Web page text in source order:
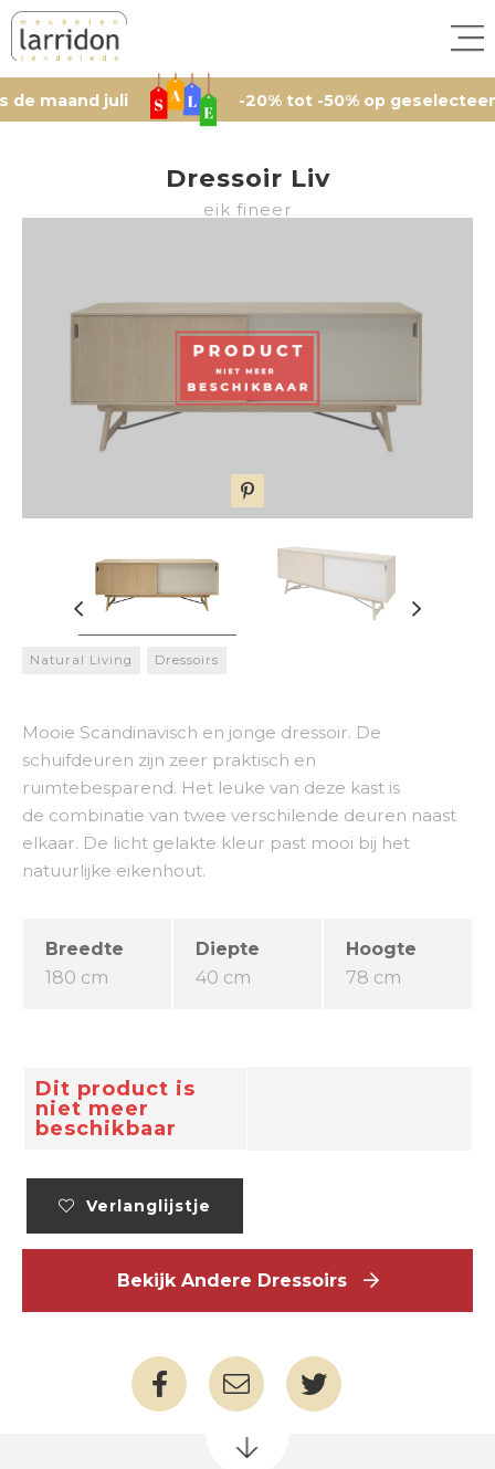
juli -20% tot -50% op geselecteerde
Dressoir Liv
eik fineer
Natural Living Dressoirs
Mooie Scandinavisch en jonge dressoir. De
schuifdeuren zijn zeer praktisch en
ruimtebesparend. Het leuke van deze kast is
de combinatie van twee verschilende deuren naast
elkaar. De licht gelakte kleur past mooi bij het
natuurlijke eikenhout.
Breedte
180 cm
Diepte
40 cm
Hoogte
78 cm
Dit product is
niet meer
beschikbaar
Verlanglijstje
Bekijk Andere Dressoirs